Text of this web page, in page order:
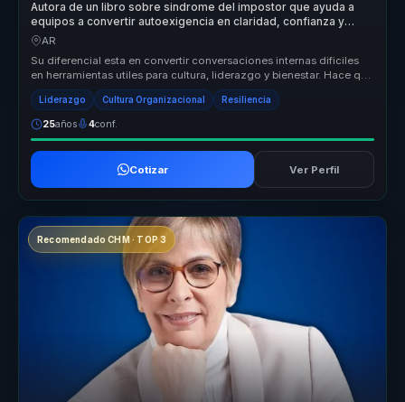
Autora de un libro sobre sindrome del impostor que ayuda a
equipos a convertir autoexigencia en claridad, confianza y
participacion.
AR
Su diferencial esta en convertir conversaciones internas dificiles
en herramientas utiles para cultura, liderazgo y bienestar. Hace que
t...
Liderazgo Cultura Organizacional Resiliencia
25años 4conf.
Cotizar Ver Perfil
Recomendado CHM · TOP 3